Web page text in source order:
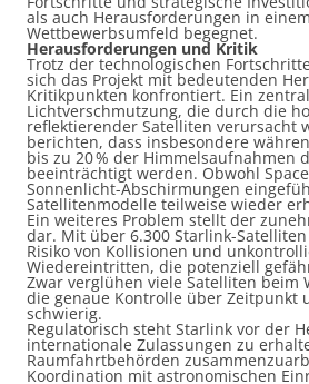
als auch Herausforderungen in
Wettbewerbsumfeld begegnet.
Herausforderungen und Kritik
Trotz der technologischen
sich das Projekt mit bedeutenden
Kritikpunkten konfrontiert. Ein
Lichtverschmutzung, die durch die
reflektierender Satelliten verursacht
berichten, dass insbesondere
bis zu 20 % der Himmelsaufnahmen
beeinträchtigt werden. Obwohl
Sonnenlicht-Abschirmungen
Satellitenmodelle teilweise wieder
Ein weiteres Problem stellt der
dar. Mit über 6.300 Starlink-
Risiko von Kollisionen und
Wiedereintritten, die potenziell
Zwar verglühen viele Satelliten beim
die genaue Kontrolle über Zeitpunkt
schwierig.
Regulatorisch steht Starlink vor der
internationale Zulassungen zu
Raumfahrtbehörden
Koordination mit astronomischen